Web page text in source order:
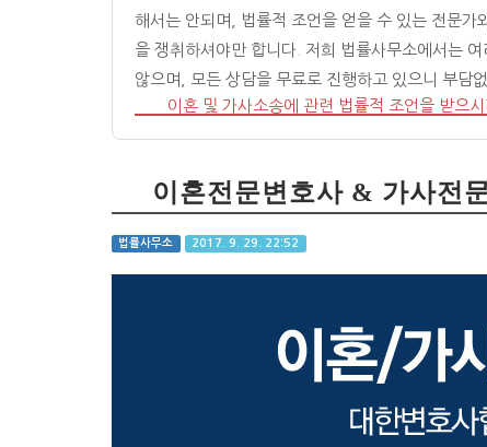
해서는 안되며, 법률적 조언을 얻을 수 있는 전문가
을 쟁취하셔야만 합니다. 저희 법률사무소에서는
않으며, 모든 상담을 무료로 진행하고 있으니 부담
이혼 및 가사소송에 관련 법률적 조언을 받으
이혼전문변호사 & 가사전
법률사무소 2017. 9. 29. 22:52